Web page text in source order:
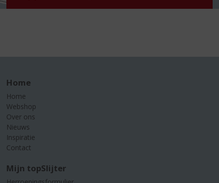
Home
Home
Webshop
Over ons
Nieuws
Inspiratie
Contact
Mijn topSlijter